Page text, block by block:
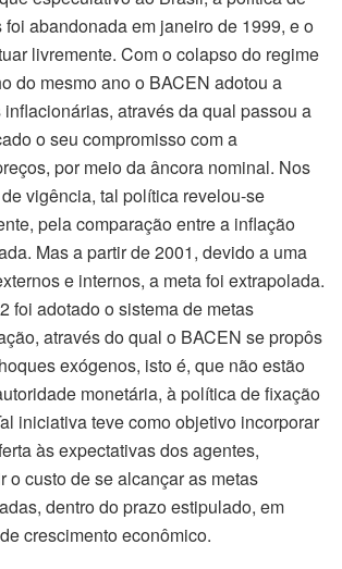
abandonada em janeiro de 1999, e o
livremente. Com o colapso do regime
do mesmo ano o BACEN adotou a
através da qual passou a
o seu compromisso com a
por meio da âncora nominal. Nos
vigência, tal política revelou-se
pela comparação entre a inflação
Mas a partir de 2001, devido a uma
e internos, a meta foi extrapolada.
foi adotado o sistema de metas
através do qual o BACEN se propôs
exógenos, isto é, que não estão
monetária, à política de fixação
iniciativa teve como objetivo incorporar
às expectativas dos agentes,
o custo de se alcançar as metas
dentro do prazo estipulado, em
crescimento econômico.